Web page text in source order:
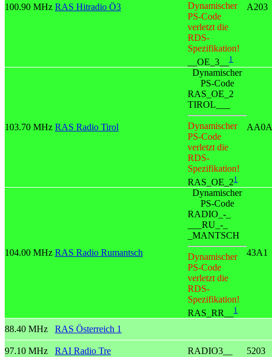
100.90 MHz RAS Hitradio Ö3
Dynamischer
PS-Code
verletzt die
RDS-
Spezifikation!
__OE_3__
1
A203
103.70 MHz RAS Radio Tirol
Dynamischer
PS-Code
RAS_OE_2
TIROL___
Dynamischer
PS-Code
verletzt die
RDS-
Spezifikation!
RAS_OE_21
AA0A
104.00 MHz RAS Radio Rumantsch
Dynamischer
PS-Code
RADIO_-_
___RU_-_
_MANTSCH
Dynamischer
PS-Code
verletzt die
RDS-
Spezifikation!
RAS_RR__
1
43A1
88.40 MHz RAS Österreich 1
97.10 MHz RAI Radio Tre RADIO3__ 5203